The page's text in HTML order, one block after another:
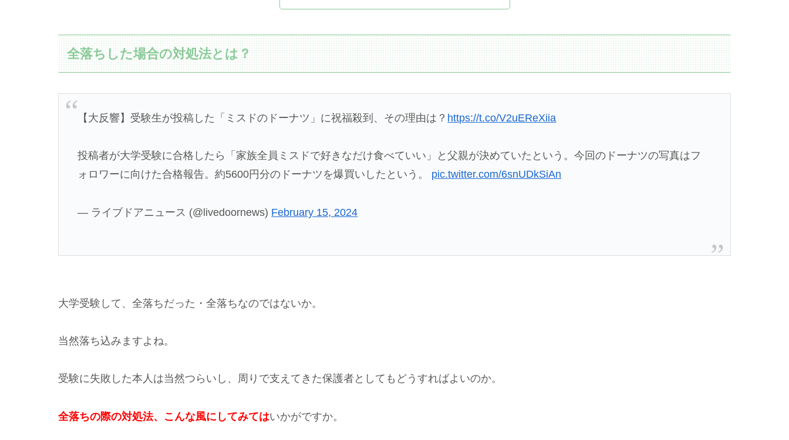
全落ちした場合の対処法とは？
【大反響】受験生が投稿した「ミスドのドーナツ」に祝福殺到、その理由は？ https://t.co/V2uEReXiia
投稿者が大学受験に合格したら「家族全員ミスドで好きなだけ食べていい」と父親が決めていたという。今回のドーナツの写真はフ
ォロワーに向けた合格報告。約5600円分のドーナツを爆買いしたという。 pic.twitter.com/6snUDkSiAn
— ライブドアニュース (@livedoornews) February 15, 2024
大学受験して、全落ちだった・全落ちなのではないか。
当然落ち込みますよね。
受験に失敗した本人は当然つらいし、周りで支えてきた保護者としてもどうすればよいのか。
全落ちの際の対処法、こんな風にしてみてはいかがですか。